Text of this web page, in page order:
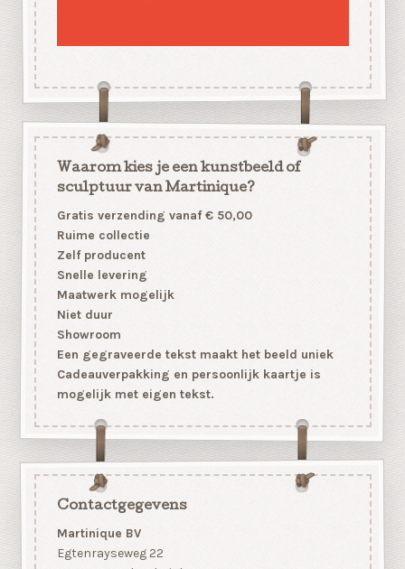
Waarom kies je een kunstbeeld of
sculptuur van Martinique?
Gratis verzending vanaf € 50,00
Ruime collectie
Zelf producent
Snelle levering
Maatwerk mogelijk
Niet duur
Showroom
Een gegraveerde tekst maakt het beeld uniek
Cadeauverpakking en persoonlijk kaartje is
mogelijk met eigen tekst.
Contactgegevens
Martinique BV
Egtenrayseweg 22